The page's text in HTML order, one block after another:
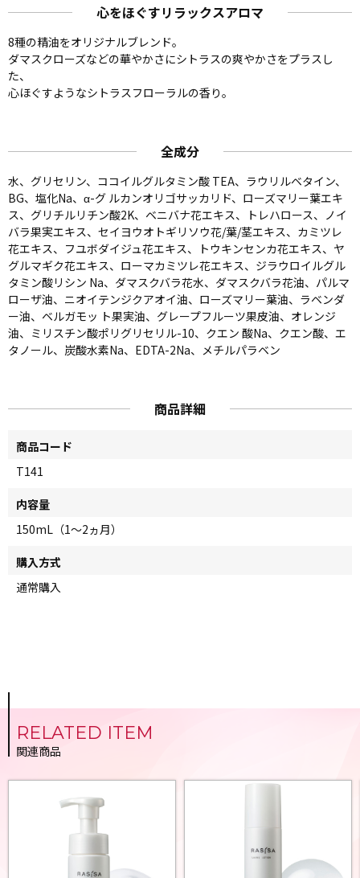
心をほぐすリラックスアロマ
8種の精油をオリジナルブレンド。
ダマスクローズなどの華やかさにシトラスの爽やかさをプラスし
た、
心ほぐすようなシトラスフローラルの香り。
全成分
水、グリセリン、ココイルグルタミン酸 TEA、ラウリルベタイン、
BG、塩化Na、α-グ ルカンオリゴサッカリド、ローズマリー葉エキ
ス、グリチルリチン酸2K、ベニバナ花エキス、トレハロース、ノイ
バラ果実エキス、セイヨウオトギリソウ花/葉/茎エキス、カミツレ
花エキス、フユボダイジュ花エキス、トウキンセンカ花エキス、ヤ
グルマギク花エキス、ローマカミツレ花エキス、ジラウロイルグル
タミン酸リシン Na、ダマスクバラ花水、ダマスクバラ花油、パルマ
ローザ油、ニオイテンジクアオイ油、ローズマリー葉油、ラベンダ
ー油、ベルガモッ ト果実油、グレープフルーツ果皮油、オレンジ
油、ミリスチン酸ポリグリセリル-10、クエン 酸Na、クエン酸、エ
タノール、炭酸水素Na、EDTA-2Na、メチルパラベン
商品詳細
商品コード
T141
内容量
150mL（1～2ヵ月）
購入方式
通常購入
RELATED ITEM
関連商品